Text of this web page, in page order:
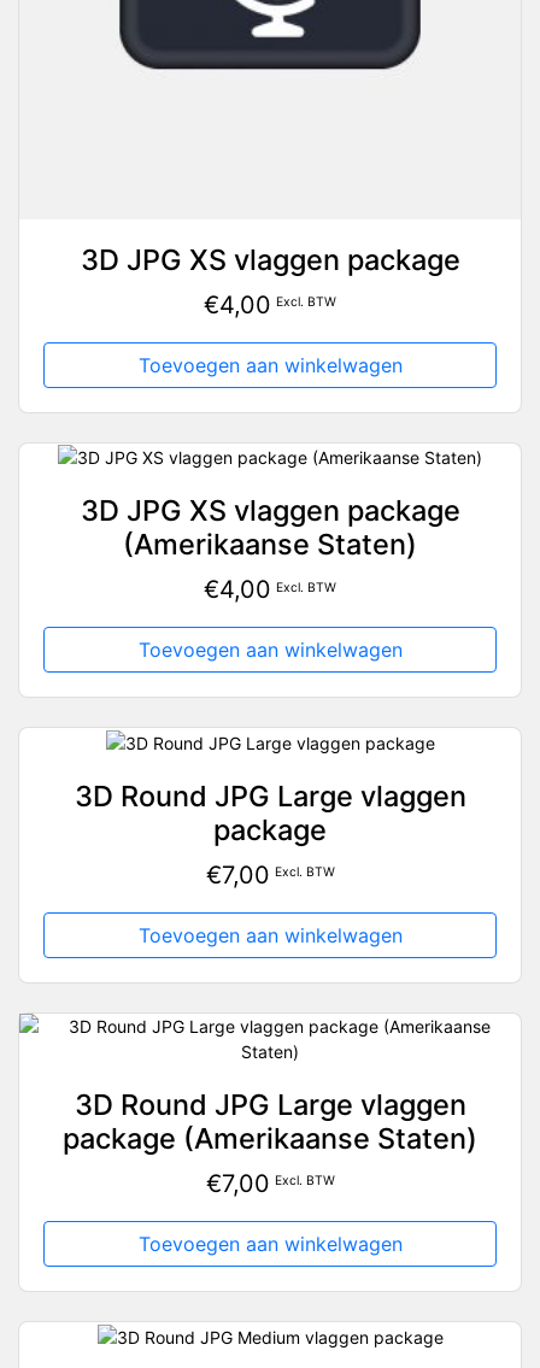
3D JPG XS vlaggen package
€4,00 Excl. BTW
Toevoegen aan winkelwagen
3D JPG XS vlaggen package
(Amerikaanse Staten)
€4,00 Excl. BTW
Toevoegen aan winkelwagen
3D Round JPG Large vlaggen
package
€7,00 Excl. BTW
Toevoegen aan winkelwagen
3D Round JPG Large vlaggen
package (Amerikaanse Staten)
€7,00 Excl. BTW
Toevoegen aan winkelwagen